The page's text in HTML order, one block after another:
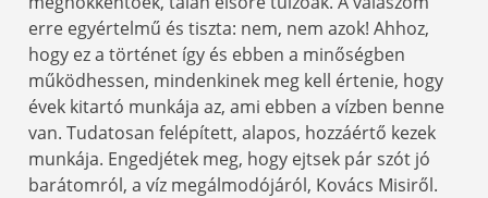
erre egyértelmű és tiszta: nem, nem azok! Ahhoz,
hogy ez a történet így és ebben a minőségben
működhessen, mindenkinek meg kell értenie, hogy
évek kitartó munkája az, ami ebben a vízben benne
van. Tudatosan felépített, alapos, hozzáértő kezek
munkája. Engedjétek meg, hogy ejtsek pár szót jó
barátomról, a víz megálmodójáról, Kovács Misiről.